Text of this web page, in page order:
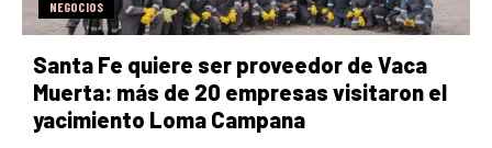
NEGOCIOS
Santa Fe quiere ser proveedor de Vaca
Muerta: más de 20 empresas visitaron el
yacimiento Loma Campana